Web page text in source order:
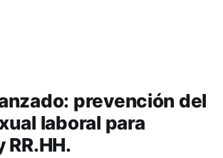
prevención del
laboral para